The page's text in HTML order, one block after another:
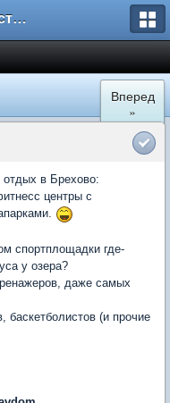
Форум Новостройки
Вперед
»
в Брехово:
центры с
спортплощадки где-
у озера?
даже самых
баскетболистов (и прочие